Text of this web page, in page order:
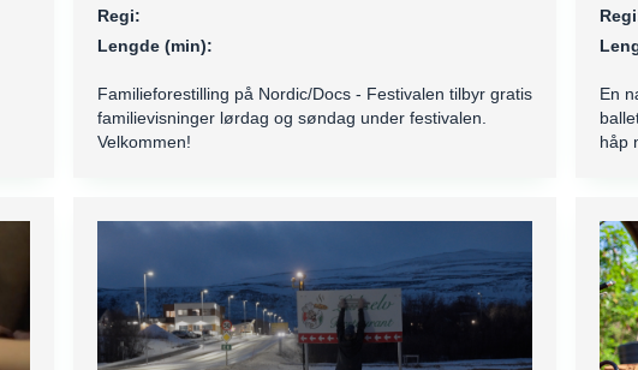
Regi:
Lengde (min):
Familieforestilling på Nordic/Docs - Festivalen tilbyr gratis
familievisninger lørdag og søndag under festivalen.
Velkommen!
En
håp